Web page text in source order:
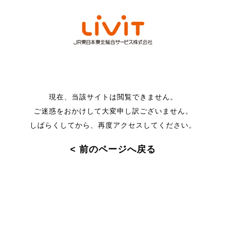
現在、当該サイトは閲覧できません。
ご迷惑をおかけして大変申し訳ございません。
しばらくしてから、再度アクセスしてください。
< 前のページへ戻る